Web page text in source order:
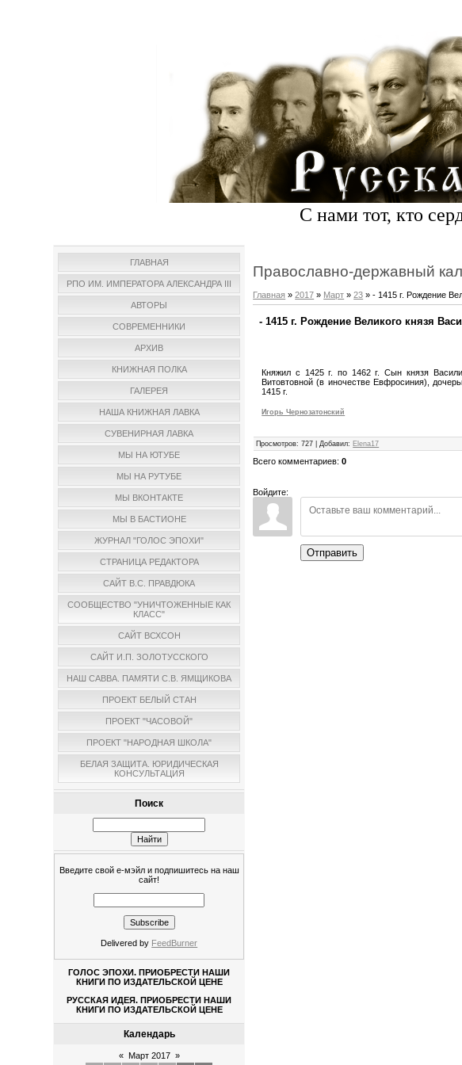
С нами тот, кто
ГЛАВНАЯ
РПО ИМ. ИМПЕРАТОРА АЛЕКСАНДРА III
АВТОРЫ
СОВРЕМЕННИКИ
АРХИВ
КНИЖНАЯ ПОЛКА
ГАЛЕРЕЯ
НАША КНИЖНАЯ ЛАВКА
СУВЕНИРНАЯ ЛАВКА
МЫ НА ЮТУБЕ
МЫ НА РУТУБЕ
МЫ ВКОНТАКТЕ
МЫ В БАСТИОНЕ
ЖУРНАЛ "ГОЛОС ЭПОХИ"
СТРАНИЦА РЕДАКТОРА
САЙТ В.С. ПРАВДЮКА
СООБЩЕСТВО "УНИЧТОЖЕННЫЕ КАК
КЛАСС"
САЙТ ВСХСОН
САЙТ И.П. ЗОЛОТУССКОГО
НАШ САВВА. ПАМЯТИ С.В. ЯМЩИКОВА
ПРОЕКТ БЕЛЫЙ СТАН
ПРОЕКТ "ЧАСОВОЙ"
ПРОЕКТ "НАРОДНАЯ ШКОЛА"
БЕЛАЯ ЗАЩИТА. ЮРИДИЧЕСКАЯ
КОНСУЛЬТАЦИЯ
Поиск
Введите свой е-мэйл и подпишитесь на наш
сайт!
Delivered by FeedBurner
ГОЛОС ЭПОХИ. ПРИОБРЕСТИ НАШИ
КНИГИ ПО ИЗДАТЕЛЬСКОЙ ЦЕНЕ
РУССКАЯ ИДЕЯ. ПРИОБРЕСТИ НАШИ
КНИГИ ПО ИЗДАТЕЛЬСКОЙ ЦЕНЕ
Календарь
« Март 2017 »
Православно-державный
Главная »2017 » Март » 23 » - 1415 г. Рождение
- 1415 г. Рождение Великого князя
Княжил с 1425 г. по 1462 г. Сын князя
Витовтовной (в иночестве Евфросиния),
1415 г.
Игорь Чернозатонский
Просмотров: 727 |Добавил: Elena17
Всего комментариев:0
Войдите:
Отправить